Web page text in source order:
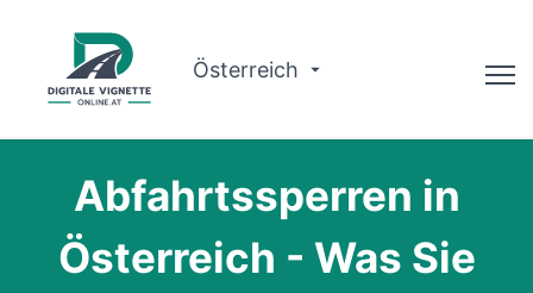
Österreich
Routenplaner
Gültigkeit prüfen
Abfahrtssperren in
Österreich - Was Sie